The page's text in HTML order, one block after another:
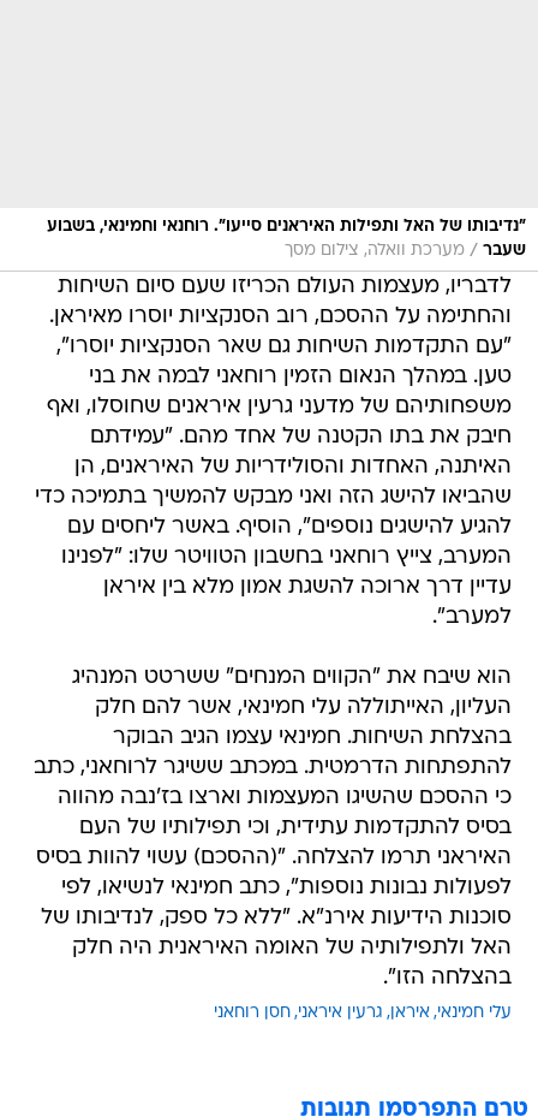
"נדיבותו של האל ותפילות האיראנים סייעו". רוחנאי וחמינאי, בשבוע
שעבר / מערכת וואלה, צילום מסך
לדבריו, מעצמות העולם הכריזו שעם סיום השיחות
והחתימה על ההסכם, רוב הסנקציות יוסרו מאיראן.
"עם התקדמות השיחות גם שאר הסנקציות יוסרו",
טען. במהלך הנאום הזמין רוחאני לבמה את בני
משפחותיהם של מדעני גרעין איראנים שחוסלו, ואף
חיבק את בתו הקטנה של אחד מהם. "עמידתם
האיתנה, האחדות והסולידריות של האיראנים, הן
שהביאו להישג הזה ואני מבקש להמשיך בתמיכה כדי
להגיע להישגים נוספים", הוסיף. באשר ליחסים עם
המערב, צייץ רוחאני בחשבון הטוויטר שלו: "לפנינו
עדיין דרך ארוכה להשגת אמון מלא בין איראן
למערב".
הוא שיבח את "הקווים המנחים" ששרטט המנהיג
העליון, האייתוללה עלי חמינאי, אשר להם חלק
בהצלחת השיחות. חמינאי עצמו הגיב הבוקר
להתפתחות הדרמטית. במכתב ששיגר לרוחאני, כתב
כי ההסכם שהשיגו המעצמות וארצו בז'נבה מהווה
בסיס להתקדמות עתידית, וכי תפילותיו של העם
האיראני תרמו להצלחה. "(ההסכם) עשוי להוות בסיס
לפעולות נבונות נוספות", כתב חמינאי לנשיאו, לפי
סוכנות הידיעות אירנ"א. "ללא כל ספק, לנדיבותו של
האל ולתפילותיה של האומה האיראנית היה חלק
בהצלחה הזו".
עלי חמינאי איראן גרעין איראני חסן רוחאני
טרם התפרסמו תגובות